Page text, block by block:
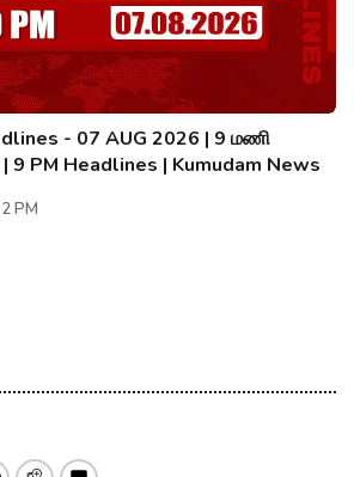
- 07 AUG 2026 | 9 மணி
9 PM Headlines | Kumudam News
PM